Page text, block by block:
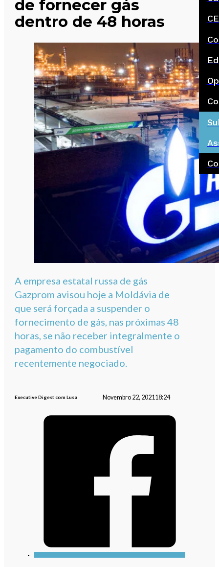
de fornecer gás
dentro de 48 horas
A empresa estatal russa de gás
Gazprom avisou hoje a Moldávia de
que será forçada a suspender o
fornecimento de gás, nas próximas 48
horas, se não receber integralmente o
pagamento do combustível
recentemente negociado.
Executive Digest com Lusa Novembro 22, 2021 18:24